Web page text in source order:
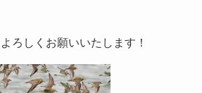
ろしくお願いいたします！